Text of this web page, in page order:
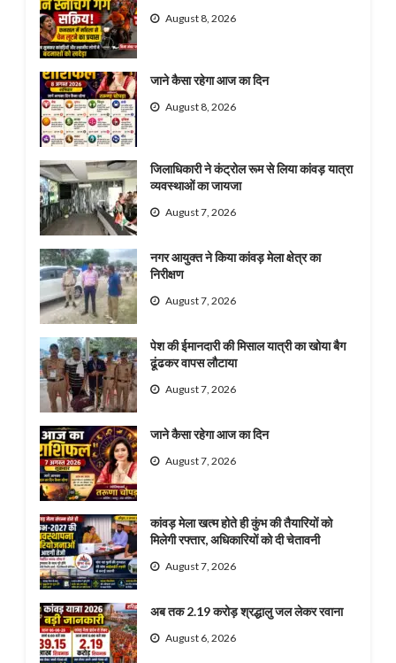
August 8, 2026
जाने कैसा रहेगा आज का दिन
August 8, 2026
जिलाधिकारी ने कंट्रोल रूम से लिया कांवड़ यात्रा
व्यवस्थाओं का जायजा
August 7, 2026
नगर आयुक्त ने किया कांवड़ मेला क्षेत्र का
निरीक्षण
August 7, 2026
पेश की ईमानदारी की मिसाल यात्री का खोया बैग
ढूंढकर वापस लौटाया
August 7, 2026
जाने कैसा रहेगा आज का दिन
August 7, 2026
कांवड़ मेला खत्म होते ही कुंभ की तैयारियों को
मिलेगी रफ्तार, अधिकारियों को दी चेतावनी
August 7, 2026
अब तक 2.19 करोड़ श्रद्धालु जल लेकर रवाना
August 6, 2026